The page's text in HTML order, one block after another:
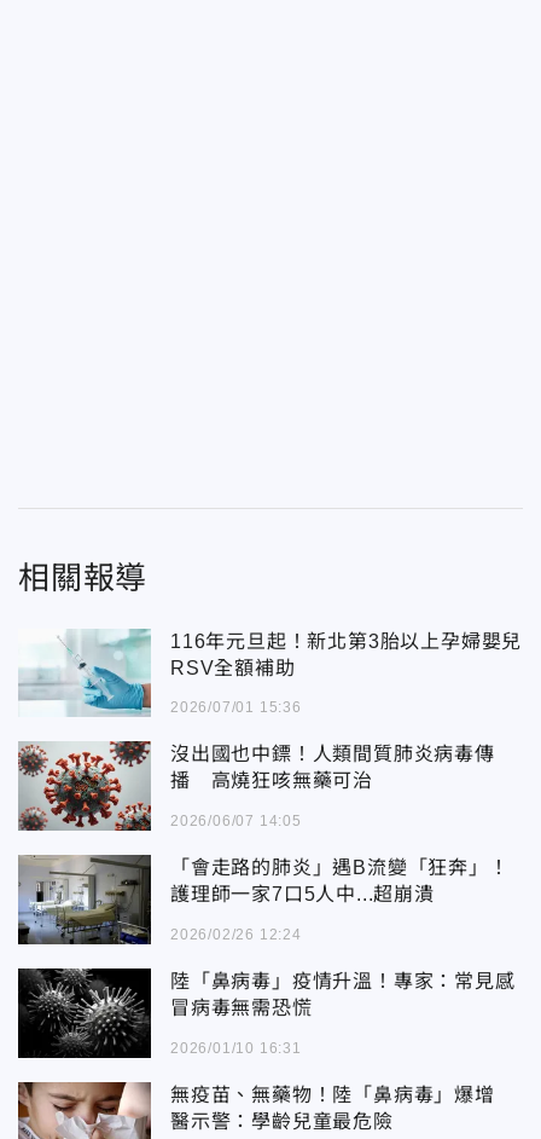
相關報導
116年元旦起！新北第3胎以上孕婦嬰兒
RSV全額補助
2026/07/01 15:36
沒出國也中鏢！人類間質肺炎病毒傳
播 高燒狂咳無藥可治
2026/06/07 14:05
「會走路的肺炎」遇B流變「狂奔」！
護理師一家7口5人中...超崩潰
2026/02/26 12:24
陸「鼻病毒」疫情升溫！專家：常見感
冒病毒無需恐慌
2026/01/10 16:31
無疫苗、無藥物！陸「鼻病毒」爆增
醫示警：學齡兒童最危險